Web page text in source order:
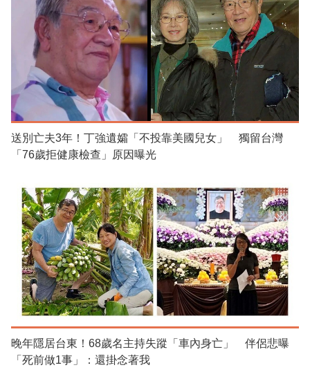
送別亡夫3年！丁強遺孀「不投靠美國兒女」 獨留台灣
「76歲拒健康檢查」原因曝光
晚年隱居台東！68歲名主持失蹤「車內身亡」 伴侶悲曝
「死前做1事」：還掛念著我